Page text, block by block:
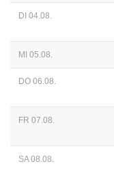
DI 04.08.
MI 05.08.
DO 06.08.
FR 07.08.
SA 08.08.